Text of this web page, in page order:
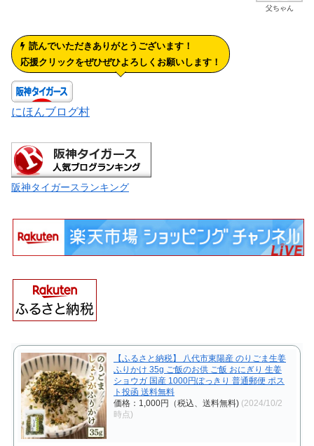
父ちゃん
読んでいただきありがとうございます！
応援クリックをぜひぜひよろしくお願いします！
にほんブログ村
阪神タイガースランキング
【ふるさと納税】 八代市東陽産 のりごま生姜
ふりかけ 35g ご飯のお供 ご飯 おにぎり 生姜
ショウガ 国産 1000円ぽっきり 普通郵便 ポス
ト投函 送料無料
価格：1,000円（税込、送料無料) (2024/10/2
時点)